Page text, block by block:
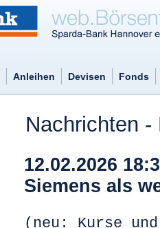
Anleihen Devisen Fonds
Nachrichten
12.02.2026
Siemens als
(neu: Kurse